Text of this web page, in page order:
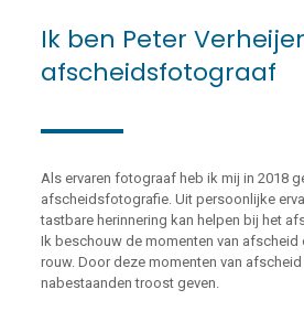
Ik ben Peter
afscheidsfotograaf
Als ervaren fotograaf heb ik mij in 2018
afscheidsfotografie. Uit persoonlijke
tastbare herinnering kan helpen bij het
Ik beschouw de momenten van afscheid
rouw. Door deze momenten van
nabestaanden troost geven.